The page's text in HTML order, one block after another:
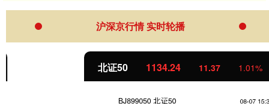
沪深京行情 实时轮播
1134.24 11.37 1.01%